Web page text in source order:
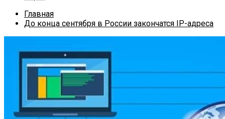
Главная
До конца сентября в России закончатся IP-адреса